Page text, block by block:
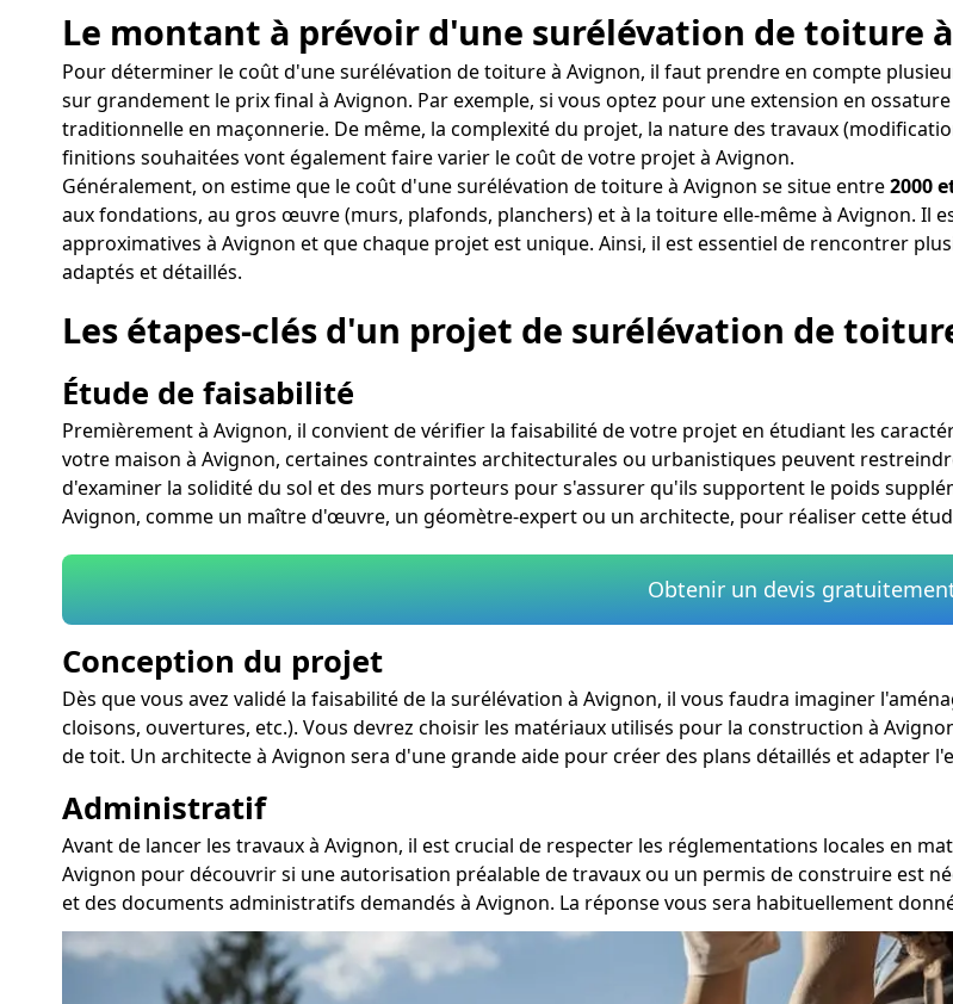
Le montant à prévoir d'une surélévation de toiture
Pour déterminer le coût d'une surélévation de toiture à Avignon, il faut prendre en compte
sur grandement le prix final à Avignon. Par exemple, si vous optez pour une extension en
traditionnelle en maçonnerie. De même, la complexité du projet, la nature des travaux
finitions souhaitées vont également faire varier le coût de votre projet à Avignon.
Généralement, on estime que le coût d'une surélévation de toiture à Avignon se situe entre2000
aux fondations, au gros œuvre (murs, plafonds, planchers) et à la toiture elle-même à Avignon.
approximatives à Avignon et que chaque projet est unique. Ainsi, il est essentiel de rencontrer
adaptés et détaillés.
Les étapes-clés d'un projet de surélévation de
Étude de faisabilité
Premièrement à Avignon, il convient de vérifier la faisabilité de votre projet en étudiant les
votre maison à Avignon, certaines contraintes architecturales ou urbanistiques peuvent
d'examiner la solidité du sol et des murs porteurs pour s'assurer qu'ils supportent le poids
Avignon, comme un maître d'œuvre, un géomètre-expert ou un architecte, pour réaliser cette
Obtenir un devis
Conception du projet
Dès que vous avez validé la faisabilité de la surélévation à Avignon, il vous faudra imaginer
cloisons, ouvertures, etc.). Vous devrez choisir les matériaux utilisés pour la construction à
de toit. Un architecte à Avignon sera d'une grande aide pour créer des plans détaillés et adapter
Administratif
Avant de lancer les travaux à Avignon, il est crucial de respecter les réglementations locales en
Avignon pour découvrir si une autorisation préalable de travaux ou un permis de construire est
et des documents administratifs demandés à Avignon. La réponse vous sera habituellement